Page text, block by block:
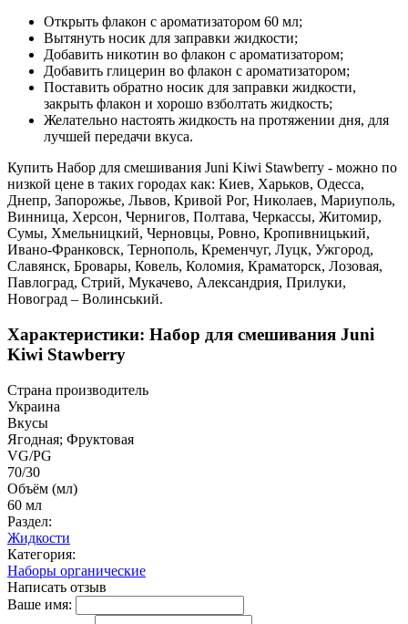
Открыть флакон с ароматизатором 60 мл;
Вытянуть носик для заправки жидкости;
Добавить никотин во флакон с ароматизатором;
Добавить глицерин во флакон с ароматизатором;
Поставить обратно носик для заправки жидкости,
закрыть флакон и хорошо взболтать жидкость;
Желательно настоять жидкость на протяжении дня, для
лучшей передачи вкуса.
Купить Набор для смешивания Juni Kiwi Stawberry - можно по
низкой цене в таких городах как: Киев, Харьков, Одесса,
Днепр, Запорожье, Львов, Кривой Рог, Николаев, Мариуполь,
Винница, Херсон, Чернигов, Полтава, Черкассы, Житомир,
Сумы, Хмельницкий, Черновцы, Ровно, Кропивницький,
Ивано-Франковск, Тернополь, Кременчуг, Луцк, Ужгород,
Славянск, Бровары, Ковель, Коломия, Краматорск, Лозовая,
Павлоград, Стрий, Мукачево, Александрия, Прилуки,
Новоград – Волинський.
Характеристики: Набор для смешивания Juni
Kiwi Stawberry
Страна производитель
Украина
Вкусы
Ягодная; Фруктовая
VG/PG
70/30
Объём (мл)
60 мл
Раздел:
Жидкости
Категория:
Наборы органические
Написать отзыв
Ваше имя: